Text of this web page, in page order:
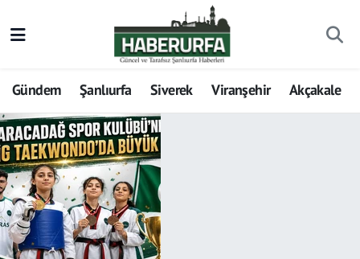
Gündem Şanlıurfa Siverek Viranşehir Akçakale